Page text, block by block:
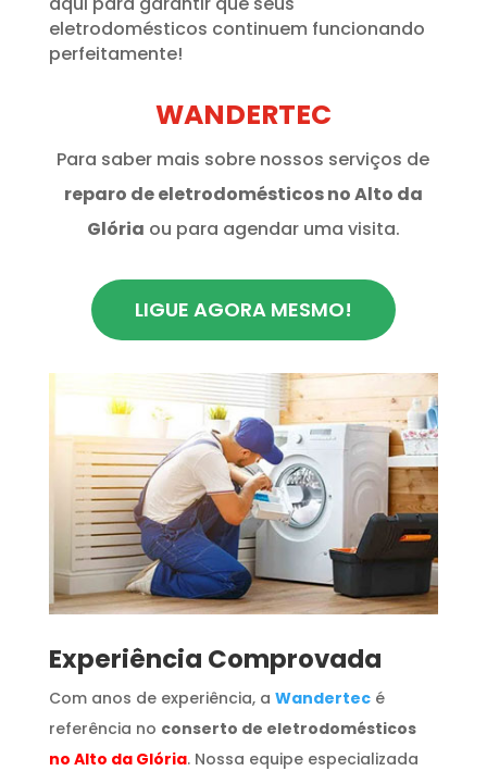
eletrodomésticos continuem funcionando
perfeitamente!
WANDERTEC
Para saber mais sobre nossos serviços de
reparo de eletrodomésticos no Alto da
Glória ou para agendar uma visita.
LIGUE AGORA MESMO!
​Experiência Comprovada
Com anos de experiência, a Wandertecé
referência no conserto de eletrodomésticos
no Alto da Glória. Nossa equipe especializada